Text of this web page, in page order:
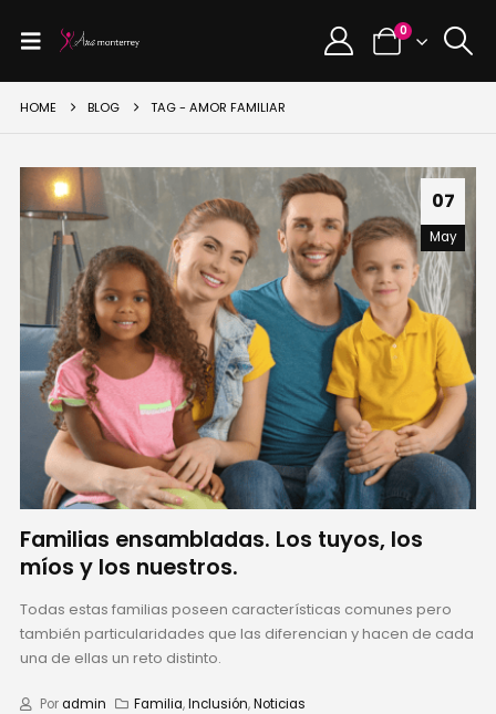
0
HOME BLOG TAG - AMOR FAMILIAR
07
May
Familias ensambladas. Los tuyos, los
míos y los nuestros.
Todas estas familias poseen características comunes pero
también particularidades que las diferencian y hacen de cada
una de ellas un reto distinto.
Poradmin Familia,Inclusión,Noticias